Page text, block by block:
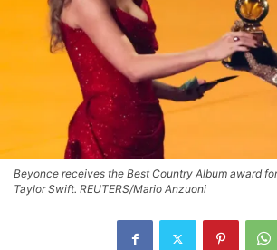
Beyonce receives the Best Country Album award
Taylor Swift. REUTERS/Mario Anzuoni